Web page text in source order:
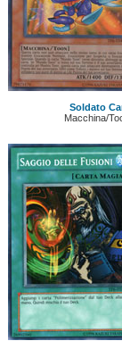
Soldato
Macchina/